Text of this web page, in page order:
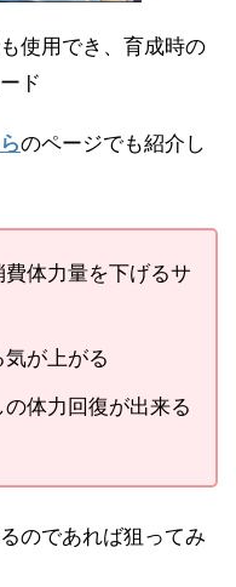
使用でき、育成時の
ド
のページでも紹介し
費体力量を下げるサ
気が上がる
体力回復が出来る
のであれば狙ってみ